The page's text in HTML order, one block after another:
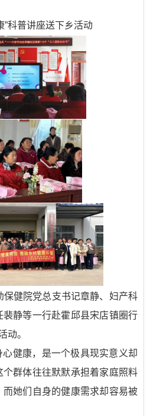
”科普讲座送下乡活动
保健院党总支书记章静、妇产科
静等一行赴霍邱县宋店镇圈行
动。
健康，是一个极具现实意义却
群体往往默默承担着家庭照料
她们自身的健康需求却容易被